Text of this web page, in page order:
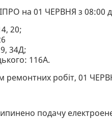
на 01 ЧЕРВНЯ з 08:00
20;
34Д;
116А.
ремонтних робіт, 01
подачу